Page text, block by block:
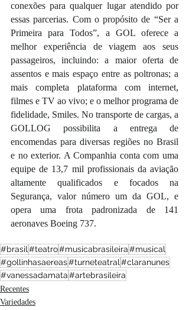
conexões para qualquer lugar atendido por
essas parcerias. Com o propósito de “Ser a
Primeira para Todos”, a GOL oferece a
melhor experiência de viagem aos seus
passageiros, incluindo: a maior oferta de
assentos e mais espaço entre as poltronas; a
mais completa plataforma com internet,
filmes e TV ao vivo; e o melhor programa de
fidelidade, Smiles. No transporte de cargas, a
GOLLOG possibilita a entrega de
encomendas para diversas regiões no Brasil
e no exterior. A Companhia conta com uma
equipe de 13,7 mil profissionais da aviação
altamente qualificados e focados na
Segurança, valor número um da GOL, e
opera uma frota padronizada de 141
aeronaves Boeing 737.
#brasil#teatro#musicabrasileira#musical
#gollinhasaereas#turneteatral#claranunes
#vanessadamata#artebrasileira
Recentes
Variedades